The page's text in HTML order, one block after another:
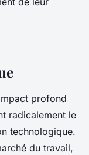
profond
radicalement le
technologique.
du travail,